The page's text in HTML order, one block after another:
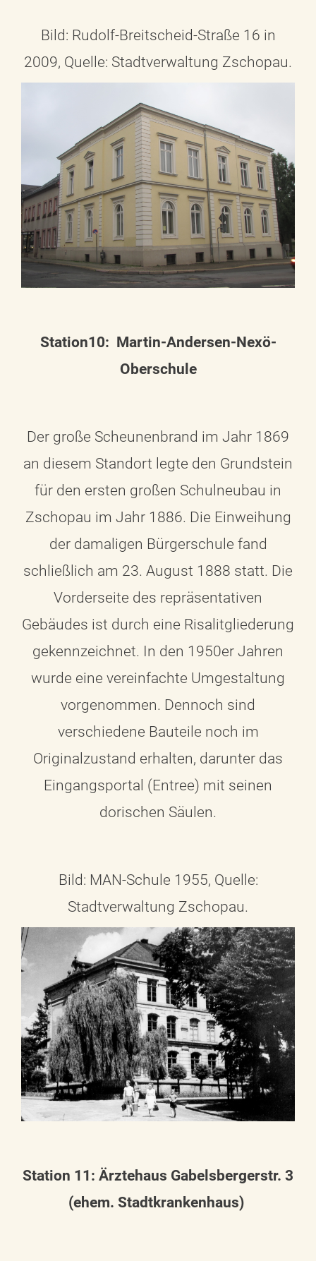
Bild: Rudolf-Breitscheid-Straße 16 in
2009, Quelle: Stadtverwaltung Zschopau.
Station10: Martin-Andersen-Nexö-
Oberschule
Der große Scheunenbrand im Jahr 1869
an diesem Standort legte den Grundstein
für den ersten großen Schulneubau in
Zschopau im Jahr 1886. Die Einweihung
der damaligen Bürgerschule fand
schließlich am 23. August 1888 statt. Die
Vorderseite des repräsentativen
Gebäudes ist durch eine Risalitgliederung
gekennzeichnet. In den 1950er Jahren
wurde eine vereinfachte Umgestaltung
vorgenommen. Dennoch sind
verschiedene Bauteile noch im
Originalzustand erhalten, darunter das
Eingangsportal (Entree) mit seinen
dorischen Säulen.
Bild: MAN-Schule 1955, Quelle:
Stadtverwaltung Zschopau.
Station 11: Ärztehaus Gabelsbergerstr. 3
(ehem. Stadtkrankenhaus)